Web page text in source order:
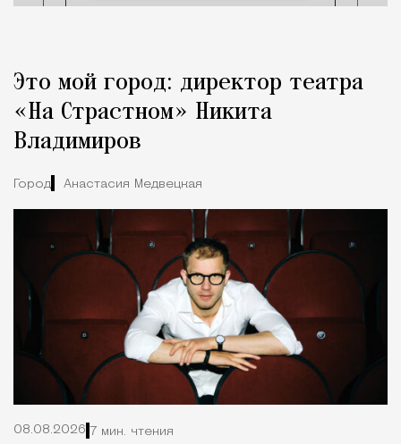
Это мой город: директор театра
«На Страстном» Никита
Владимиров
Город Анастасия Медвецкая
08.08.2026 7 мин. чтения